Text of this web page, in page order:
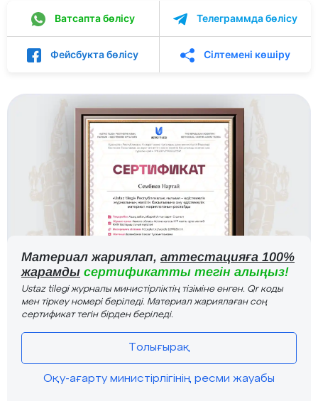
Ватсапта бөлісу Телеграммда бөлісу
Фейсбукта бөлісу Сілтемені көшіру
Материал жариялап, аттестацияға 100%
жарамды сертификатты тегін алыңыз!
Ustaz tilegi журналы министірліктің тізіміне енген. Qr коды
мен тіркеу номері беріледі. Материал жариялаған соң
сертификат тегін бірден беріледі.
Толығырақ
Оқу-ағарту министірлігінің ресми жауабы